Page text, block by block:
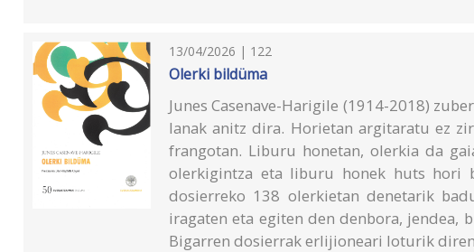
13/04/2026 | 122
Olerki bildüma
Junes Casenave-Harigile (1914-2018)
lanak anitz dira. Horietan argitaratu ez
frangotan. Liburu honetan, olerkia da
olerkigintza eta liburu honek huts hori
dosierreko 138 olerkietan denetarik
iragaten eta egiten den denbora, jendea,
Bigarren dosierrak erlijioneari loturik